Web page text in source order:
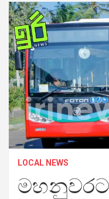
LOCAL NEWS